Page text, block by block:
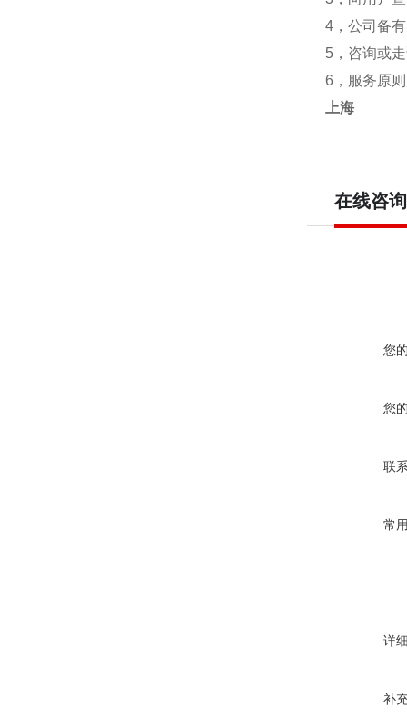
4，公司备
5，咨询或
6，服务原
上海
在线咨询
您
您
联
常
详
补